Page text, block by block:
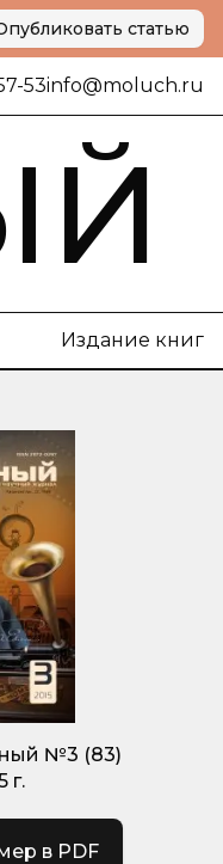
статью
53info@moluch.ru
Издание книг
№3 (83)
г.
в PDF